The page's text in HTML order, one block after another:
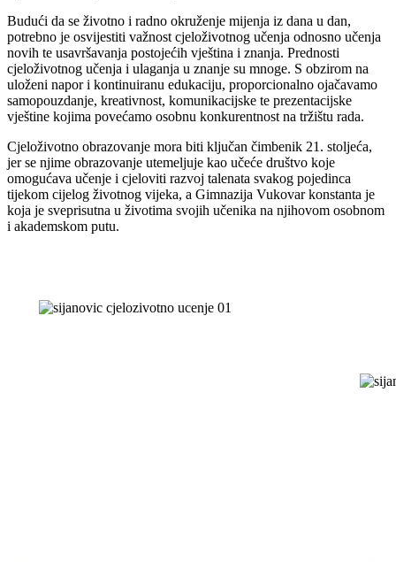
Budući da se životno i radno okruženje mijenja iz dana u dan,
potrebno je osvijestiti važnost cjeloživotnog učenja odnosno učenja
novih te usavršavanja postojećih vještina i znanja. Prednosti
cjeloživotnog učenja i ulaganja u znanje su mnoge. S obzirom na
uloženi napor i kontinuiranu edukaciju, proporcionalno ojačavamo
samopouzdanje, kreativnost, komunikacijske te prezentacijske
vještine kojima povećamo osobnu konkurentnost na tržištu rada.
Cjeloživotno obrazovanje mora biti ključan čimbenik 21. stoljeća,
jer se njime obrazovanje utemeljuje kao učeće društvo koje
omogućava učenje i cjeloviti razvoj talenata svakog pojedinca
tijekom cijelog životnog vijeka, a Gimnazija Vukovar konstanta je
koja je sveprisutna u životima svojih učenika na njihovom osobnom
i akademskom putu.